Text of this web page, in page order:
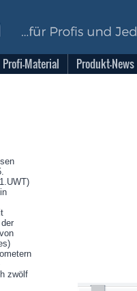
Profi-Material Produkt-News
zwölf